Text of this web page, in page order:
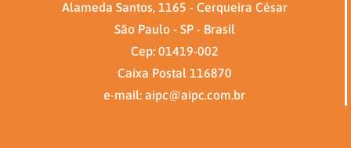
Alameda Santos, 1165 - Cerqueira César
São Paulo - SP - Brasil
Cep: 01419-002
Caixa Postal 116870
e-mail: aipc@aipc.com.br